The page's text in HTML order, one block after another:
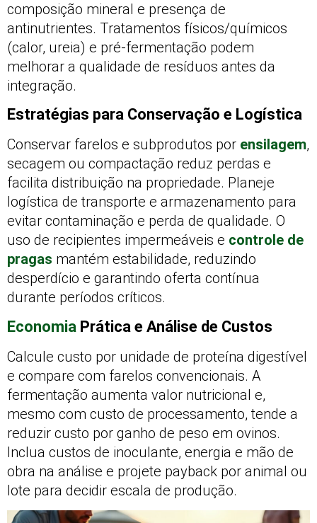
composição mineral e presença de
antinutrientes. Tratamentos físicos/químicos
(calor, ureia) e pré-fermentação podem
melhorar a qualidade de resíduos antes da
integração.
Estratégias para Conservação e Logística
Conservar farelos e subprodutos por ensilagem,
secagem ou compactação reduz perdas e
facilita distribuição na propriedade. Planeje
logística de transporte e armazenamento para
evitar contaminação e perda de qualidade. O
uso de recipientes impermeáveis e controle de
pragas mantém estabilidade, reduzindo
desperdício e garantindo oferta contínua
durante períodos críticos.
Economia Prática e Análise de Custos
Calcule custo por unidade de proteína digestível
e compare com farelos convencionais. A
fermentação aumenta valor nutricional e,
mesmo com custo de processamento, tende a
reduzir custo por ganho de peso em ovinos.
Inclua custos de inoculante, energia e mão de
obra na análise e projete payback por animal ou
lote para decidir escala de produção.